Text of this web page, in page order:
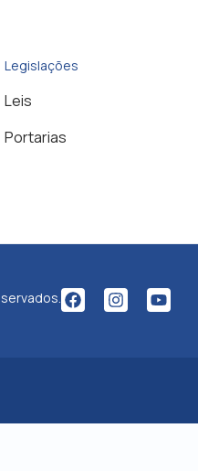
Legislações
Leis
Portarias